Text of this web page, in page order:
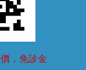
，免診金